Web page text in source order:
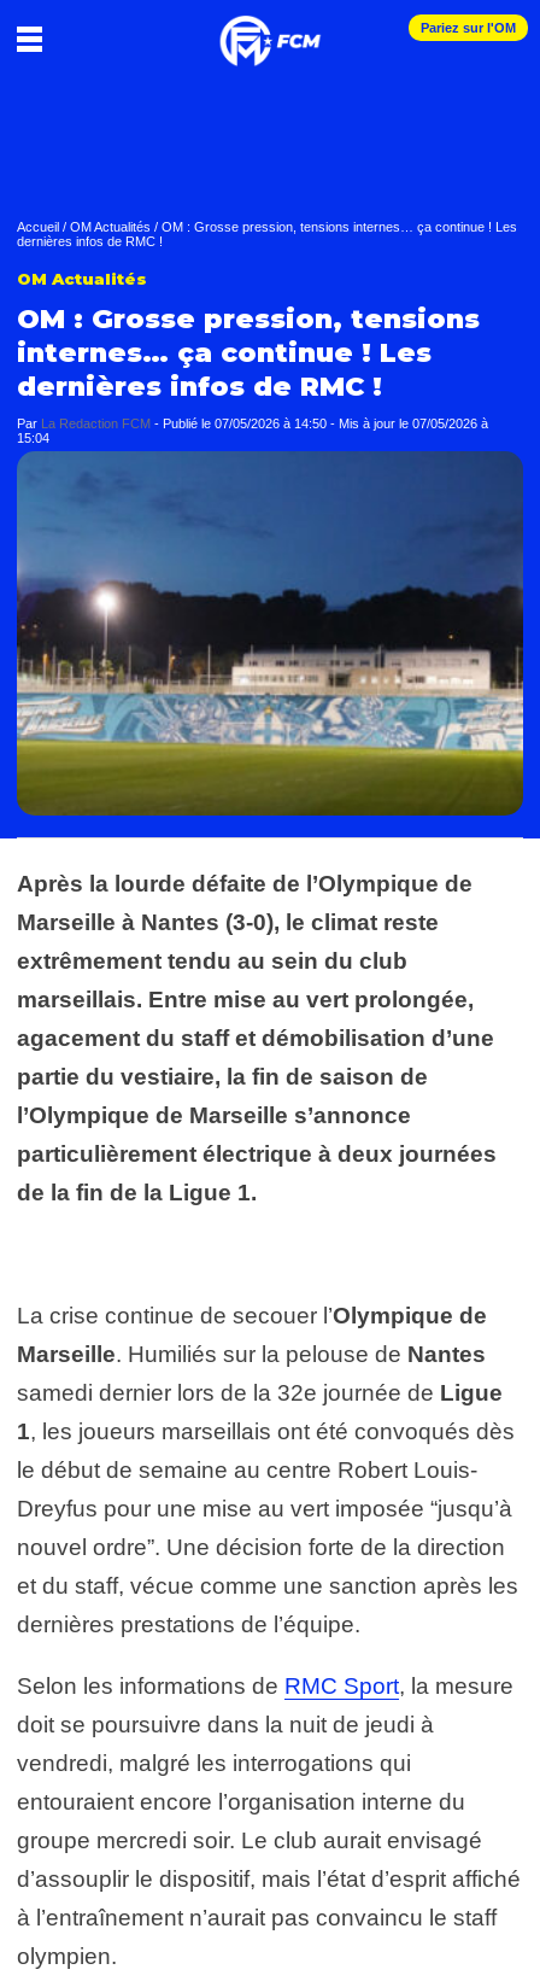
Pariez sur l'OM
Accueil / OM Actualités / OM : Grosse pression, tensions internes… ça continue ! Les
dernières infos de RMC !
OM Actualités
OM : Grosse pression, tensions
internes… ça continue ! Les
dernières infos de RMC !
Par La Redaction FCM - Publié le 07/05/2026 à 14:50 - Mis à jour le 07/05/2026 à
15:04
Après la lourde défaite de l’Olympique de
Marseille à Nantes (3-0), le climat reste
extrêmement tendu au sein du club
marseillais. Entre mise au vert prolongée,
agacement du staff et démobilisation d’une
partie du vestiaire, la fin de saison de
l’Olympique de Marseille s’annonce
particulièrement électrique à deux journées
de la fin de la Ligue 1.
La crise continue de secouer l’Olympique de
Marseille. Humiliés sur la pelouse de Nantes
samedi dernier lors de la 32e journée de Ligue
1, les joueurs marseillais ont été convoqués dès
le début de semaine au centre Robert Louis-
Dreyfus pour une mise au vert imposée “jusqu’à
nouvel ordre”. Une décision forte de la direction
et du staff, vécue comme une sanction après les
dernières prestations de l’équipe.
Selon les informations de RMC Sport, la mesure
doit se poursuivre dans la nuit de jeudi à
vendredi, malgré les interrogations qui
entouraient encore l’organisation interne du
groupe mercredi soir. Le club aurait envisagé
d’assouplir le dispositif, mais l’état d’esprit affiché
à l’entraînement n’aurait pas convaincu le staff
olympien.